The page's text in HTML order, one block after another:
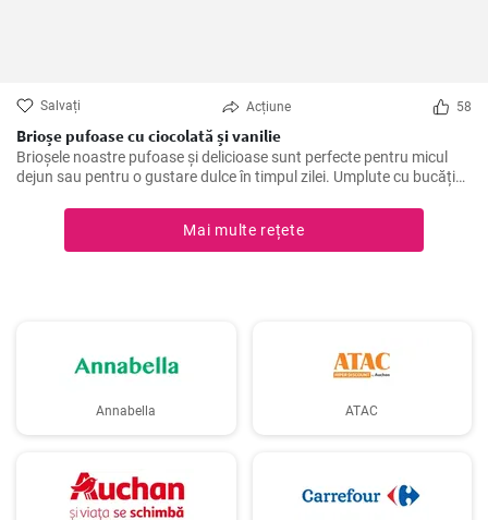
Salvați Acțiune 58
Brioșe pufoase cu ciocolată și vanilie
Brioșele noastre pufoase și delicioase sunt perfecte pentru micul
dejun sau pentru o gustare dulce în timpul zilei. Umplute cu bucăți
neratat!
Mai multe rețete
Annabella ATAC